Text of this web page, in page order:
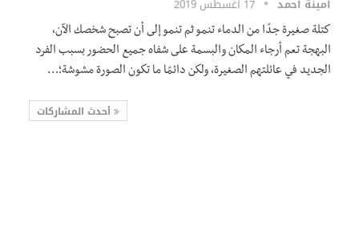
أمينة أحمد 17 أغسطس 2019
كتلة صغيرة جدًا من الدماء تنمو ثم تنمو إلى أن تصبح شخصك الآن،
البهجة تعم أرجاء المكان والبسمة على شفاه جميع الحضور بسبب الفرد
الجديد في عائلتهم الصغيرة، ولكن دائمًا ما تكون الصورة مشوشة؛…
أحدث المشاركات